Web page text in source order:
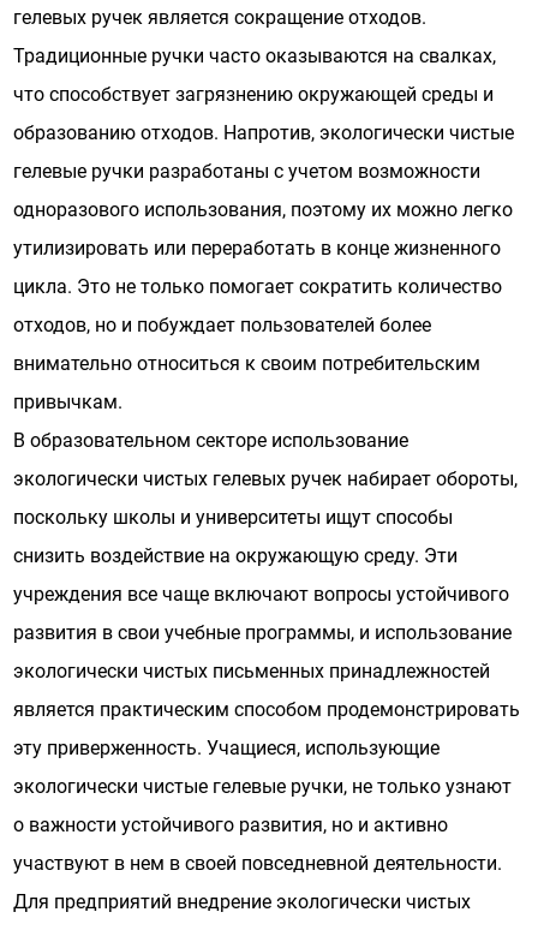
гелевых ручек является сокращение отходов.
Традиционные ручки часто оказываются на свалках,
что способствует загрязнению окружающей среды и
образованию отходов. Напротив, экологически чистые
гелевые ручки разработаны с учетом возможности
одноразового использования, поэтому их можно легко
утилизировать или переработать в конце жизненного
цикла. Это не только помогает сократить количество
отходов, но и побуждает пользователей более
внимательно относиться к своим потребительским
привычкам.
В образовательном секторе использование
экологически чистых гелевых ручек набирает обороты,
поскольку школы и университеты ищут способы
снизить воздействие на окружающую среду. Эти
учреждения все чаще включают вопросы устойчивого
развития в свои учебные программы, и использование
экологически чистых письменных принадлежностей
является практическим способом продемонстрировать
эту приверженность. Учащиеся, использующие
экологически чистые гелевые ручки, не только узнают
о важности устойчивого развития, но и активно
участвуют в нем в своей повседневной деятельности.
Для предприятий внедрение экологически чистых